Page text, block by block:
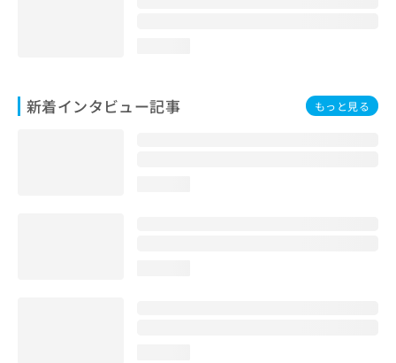
新着インタビュー記事 もっと見る